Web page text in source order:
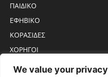
We value your privacy
ΠΑΙΔΙΚΟ
ΕΦΗΒΙΚΟ
ΚΟΡΑΣΙΔΕΣ
ΧΟΡΗΓΟΙ